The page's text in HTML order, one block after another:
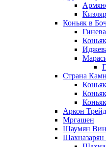
Коньяк в
Страна
Аркон Трейд
Мргашен
Шаумян Вин